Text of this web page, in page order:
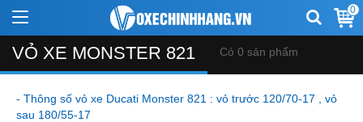
0
VỎ XE MONSTER 821 Có 0 sản phẩm
- Thông số vỏ xe Ducati Monster 821 : vỏ trước 120/70-17 , vỏ
sau 180/55-17